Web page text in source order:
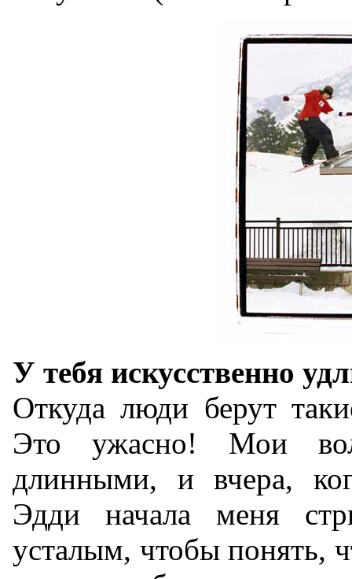
У тебя искусственно
Откуда люди берут
Это ужасно! Мои
длинными, и вчера,
Эдди начала меня
усталым, чтобы понять,